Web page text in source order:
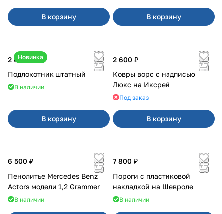
В корзину В корзину
Новинка
2 600 ₽
Подлокотник штатный
В наличии
В корзину
2 600 ₽
Ковры ворс с надписью
Люкс на Иксрей
Под заказ
В корзину
6 500 ₽
Пенолитье Mercedes Benz
Actors модели 1,2 Grammer
В наличии
7 800 ₽
Пороги с пластиковой
накладкой на Шевроле
В наличии